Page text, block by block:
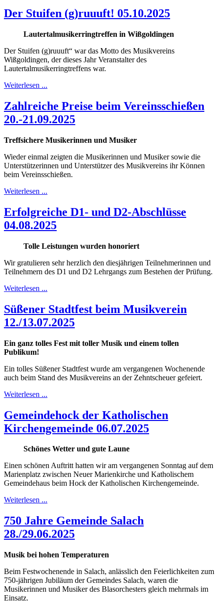
Der Stuifen (g)ruuuft! 05.10.2025
Lautertalmusikerringtreffen in Wißgoldingen
Der Stuifen (g)ruuuft“ war das Motto des Musikvereins
Wißgoldingen, der dieses Jahr Veranstalter des
Lautertalmusikerringtreffens war.
Weiterlesen ...
Zahlreiche Preise beim Vereinsschießen
20.-21.09.2025
Treffsichere Musikerinnen und Musiker
Wieder einmal zeigten die Musikerinnen und Musiker sowie die
Unterstützerinnen und Unterstützer des Musikvereins ihr Können
beim Vereinsschießen.
Weiterlesen ...
Erfolgreiche D1- und D2-Abschlüsse
04.08.2025
Tolle Leistungen wurden honoriert
Wir gratulieren sehr herzlich den diesjährigen Teilnehmerinnen und
Teilnehmern des D1 und D2 Lehrgangs zum Bestehen der Prüfung.
Weiterlesen ...
Süßener Stadtfest beim Musikverein
12./13.07.2025
Ein ganz tolles Fest mit toller Musik und einem tollen
Publikum!
Ein tolles Süßener Stadtfest wurde am vergangenen Wochenende
auch beim Stand des Musikvereins an der Zehntscheuer gefeiert.
Weiterlesen ...
Gemeindehock der Katholischen
Kirchengemeinde 06.07.2025
Schönes Wetter und gute Laune
Einen schönen Auftritt hatten wir am vergangenen Sonntag auf dem
Marienplatz zwischen Neuer Marienkirche und Katholischem
Gemeindehaus beim Hock der Katholischen Kirchengemeinde.
Weiterlesen ...
750 Jahre Gemeinde Salach
28./29.06.2025
Musik bei hohen Temperaturen
Beim Festwochenende in Salach, anlässlich den Feierlichkeiten zum
750-jährigen Jubiläum der Gemeindes Salach, waren die
Musikerinnen und Musiker des Blasorchesters gleich mehrmals im
Einsatz.